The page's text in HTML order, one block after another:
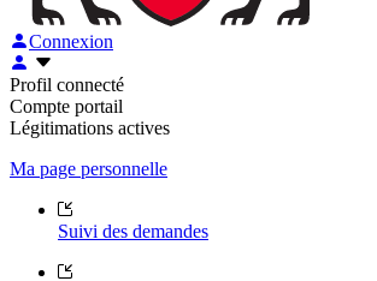
Connexion
Profil connecté
Compte portail
Légitimations actives
Ma page personnelle
Suivi des demandes